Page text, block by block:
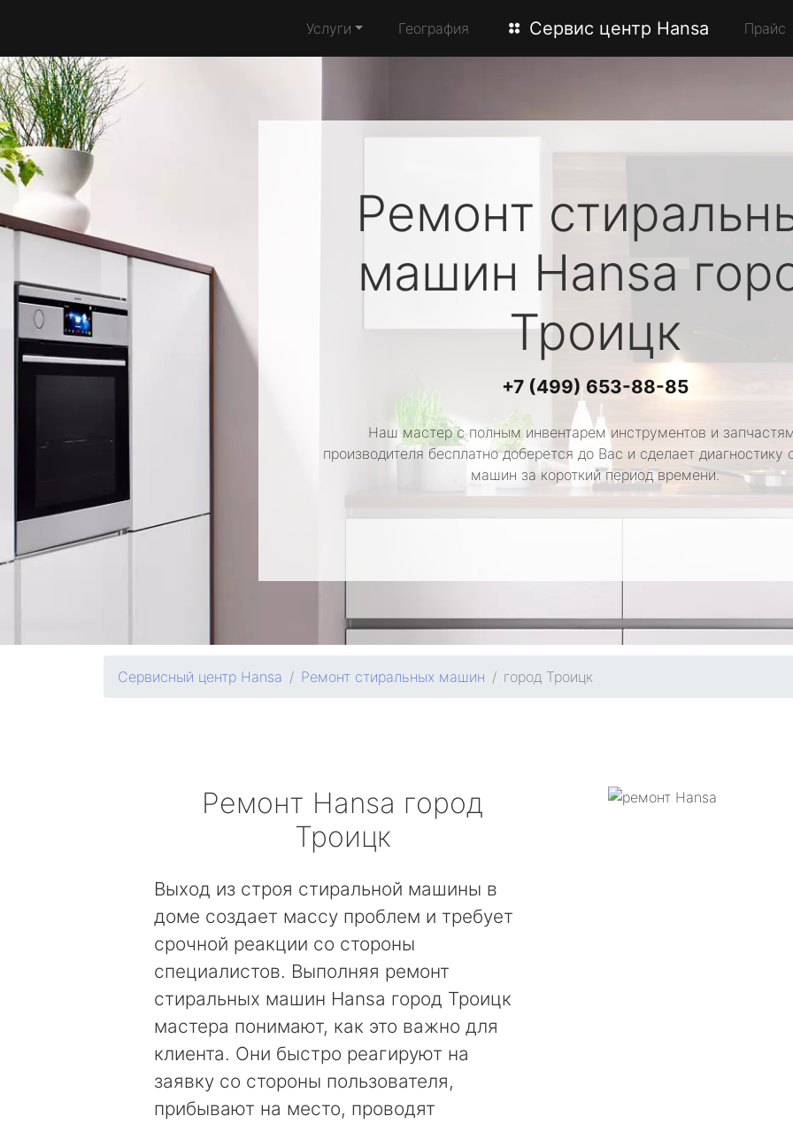
Услуги География Сервис центр Hansa Прайс
Ремонт
машин Hansa
Троицк
+7 (499) 653-88-85
Наш мастер с полным инвентарем инструментов и
производителя бесплатно доберется до Вас и сделает диагностику
машин за короткий период времени.
Сервисный центр Hansa Ремонт стиральных машин город Троицк
Ремонт Hansa город
Троицк
Выход из строя стиральной машины в
доме создает массу проблем и требует
срочной реакции со стороны
специалистов. Выполняя ремонт
стиральных машин Hansa город Троицк
мастера понимают, как это важно для
клиента. Они быстро реагируют на
заявку со стороны пользователя,
прибывают на место, проводят